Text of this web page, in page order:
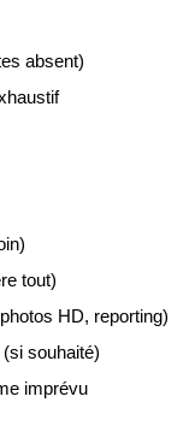
absent)
tout)
HD, reporting)
souhaité)
imprévu